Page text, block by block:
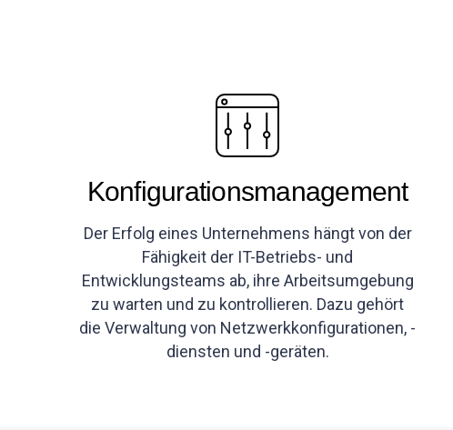
Konfigurationsmanagement
Der Erfolg eines Unternehmens hängt von der
Fähigkeit der IT-Betriebs- und
Entwicklungsteams ab, ihre Arbeitsumgebung
zu warten und zu kontrollieren. Dazu gehört
die Verwaltung von Netzwerkkonfigurationen, -
diensten und -geräten.